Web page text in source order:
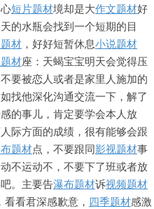
短片题材境却是大作文题材好
的水瓶会找到一个短期的目
材 ，好好短暂休息小说题材
材座：天蝎宝宝明天会觉得压
要被恋人或者是家里人施加的
找他深化沟通交流一下，解了
的事儿，肯定要学会本人放
际方面的成绩，很有能够会跟
题材点，不要跟同影视题材事
不运动不，不要下了班或者放
。主要告瀑布题材诉视频题材
看君深感歉意， 四季题材感激